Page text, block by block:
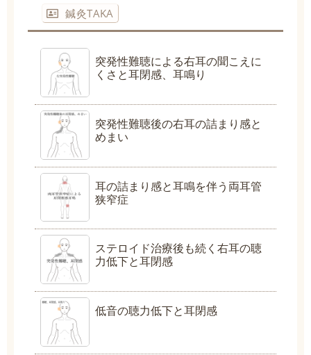
鍼灸TAKA
突発性難聴による右耳の聞こえに
くさと耳閉感、耳鳴り
突発性難聴後の右耳の詰まり感と
めまい
耳の詰まり感と耳鳴を伴う両耳管
狭窄症
ステロイド治療後も続く右耳の聴
力低下と耳閉感
低音の聴力低下と耳閉感